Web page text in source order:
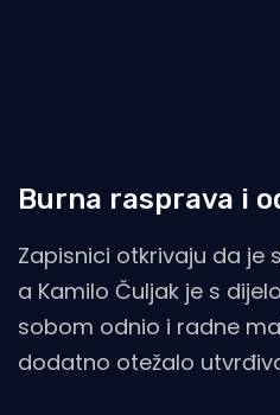
Burna rasprava i
Zapisnici otkrivaju da je
a Kamilo Čuljak je s
sobom odnio i radne
dodatno otežalo